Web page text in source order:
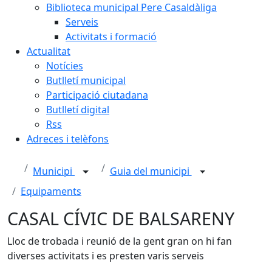
Biblioteca municipal Pere Casaldàliga
Serveis
Activitats i formació
Actualitat
Notícies
Butlletí municipal
Participació ciutadana
Butlletí digital
Rss
Adreces i telèfons
Municipi
Guia del municipi
Equipaments
CASAL CÍVIC DE BALSARENY
Lloc de trobada i reunió de la gent gran on hi fan
diverses activitats i es presten varis serveis